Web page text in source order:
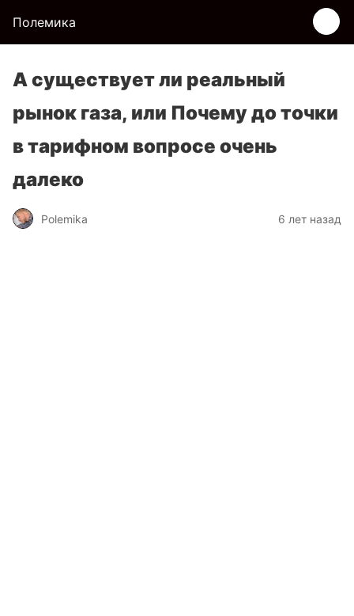
Полемика
А существует ли реальный
рынок газа, или Почему до точки
в тарифном вопросе очень
далеко
Polemika 6 лет назад